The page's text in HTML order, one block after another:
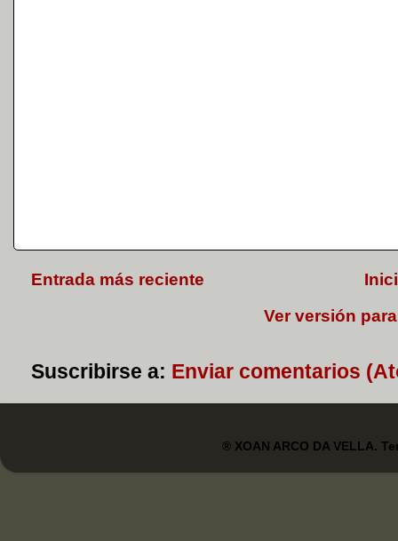
Entrada más reciente
Ver versión
Suscribirse a: Enviar comentarios
® XOAN ARCO DA VELLA.